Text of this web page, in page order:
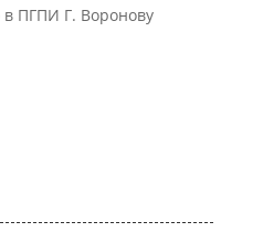
ПГПИ Г. Воронову